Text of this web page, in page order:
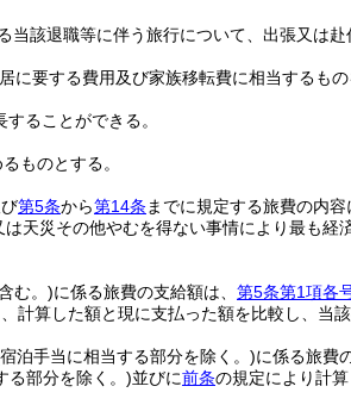
該退職等に伴う旅行について、出張又は赴
要する費用及び家族移転費に相当するもの
ることができる。
ものとする。
第5条から第14条 までに規定する旅費の内
天災その他やむを得ない事情により最も経
む。)に係る旅費の支給額は、 第5条第1項各
計算した額と現に支払った額を比較し、当
泊手当に相当する部分を除く。)に係る旅費
る部分を除く。)並びに前条の規定により計